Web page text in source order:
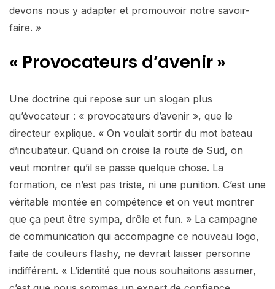
devons nous y adapter et promouvoir notre savoir-
faire. »
« Provocateurs d’avenir »
Une doctrine qui repose sur un slogan plus
qu’évocateur : « provocateurs d’avenir », que le
directeur explique. « On voulait sortir du mot bateau
d’incubateur. Quand on croise la route de Sud, on
veut montrer qu’il se passe quelque chose. La
formation, ce n’est pas triste, ni une punition. C’est une
véritable montée en compétence et on veut montrer
que ça peut être sympa, drôle et fun. » La campagne
de communication qui accompagne ce nouveau logo,
faite de couleurs flashy, ne devrait laisser personne
indifférent. « L’identité que nous souhaitons assumer,